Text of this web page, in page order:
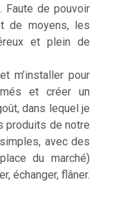
Faute de pouvoir
de moyens, les
et plein de
m’installer pour
et créer un
dans lequel je
produits de notre
avec des
du marché)
échanger, flâner.